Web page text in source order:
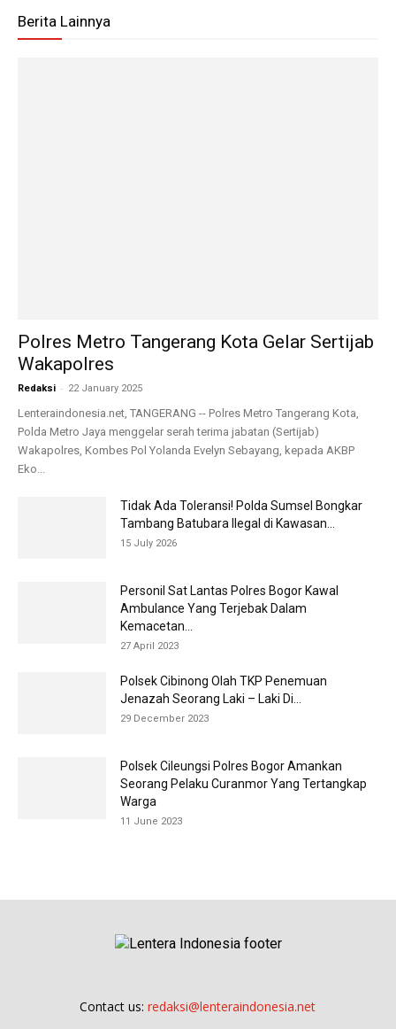
Berita Lainnya
Polres Metro Tangerang Kota Gelar Sertijab
Wakapolres
Redaksi - 22 January 2025
Lenteraindonesia.net, TANGERANG -- Polres Metro Tangerang Kota,
Polda Metro Jaya menggelar serah terima jabatan (Sertijab)
Wakapolres, Kombes Pol Yolanda Evelyn Sebayang, kepada AKBP
Eko...
Tidak Ada Toleransi! Polda Sumsel Bongkar
Tambang Batubara Ilegal di Kawasan...
15 July 2026
Personil Sat Lantas Polres Bogor Kawal
Ambulance Yang Terjebak Dalam
Kemacetan...
27 April 2023
Polsek Cibinong Olah TKP Penemuan
Jenazah Seorang Laki – Laki Di...
29 December 2023
Polsek Cileungsi Polres Bogor Amankan
Seorang Pelaku Curanmor Yang Tertangkap
Warga
11 June 2023
Contact us:redaksi@lenteraindonesia.net